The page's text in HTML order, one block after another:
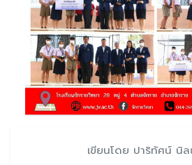
เขียนโดย ปาริทัศน์ นิ